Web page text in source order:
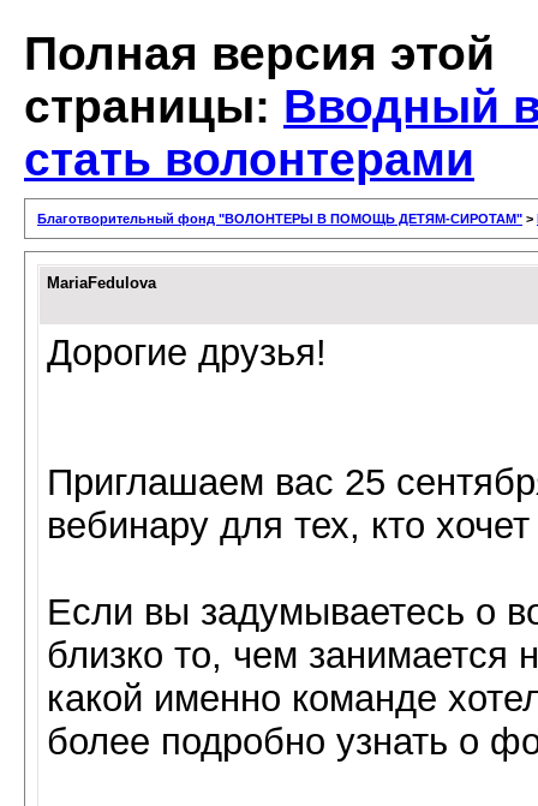
Полная версия этой
страницы: Вводный
стать волонтерами
Благотворительный фонд "ВОЛОНТЕРЫ В ПОМОЩЬ ДЕТЯМ-СИРОТАМ" >
MariaFedulova
Дорогие друзья!
Приглашаем вас 25
вебинару для тех, кто
Если вы задумываетесь о
близко то, чем
какой именно команде
более подробно узнать о